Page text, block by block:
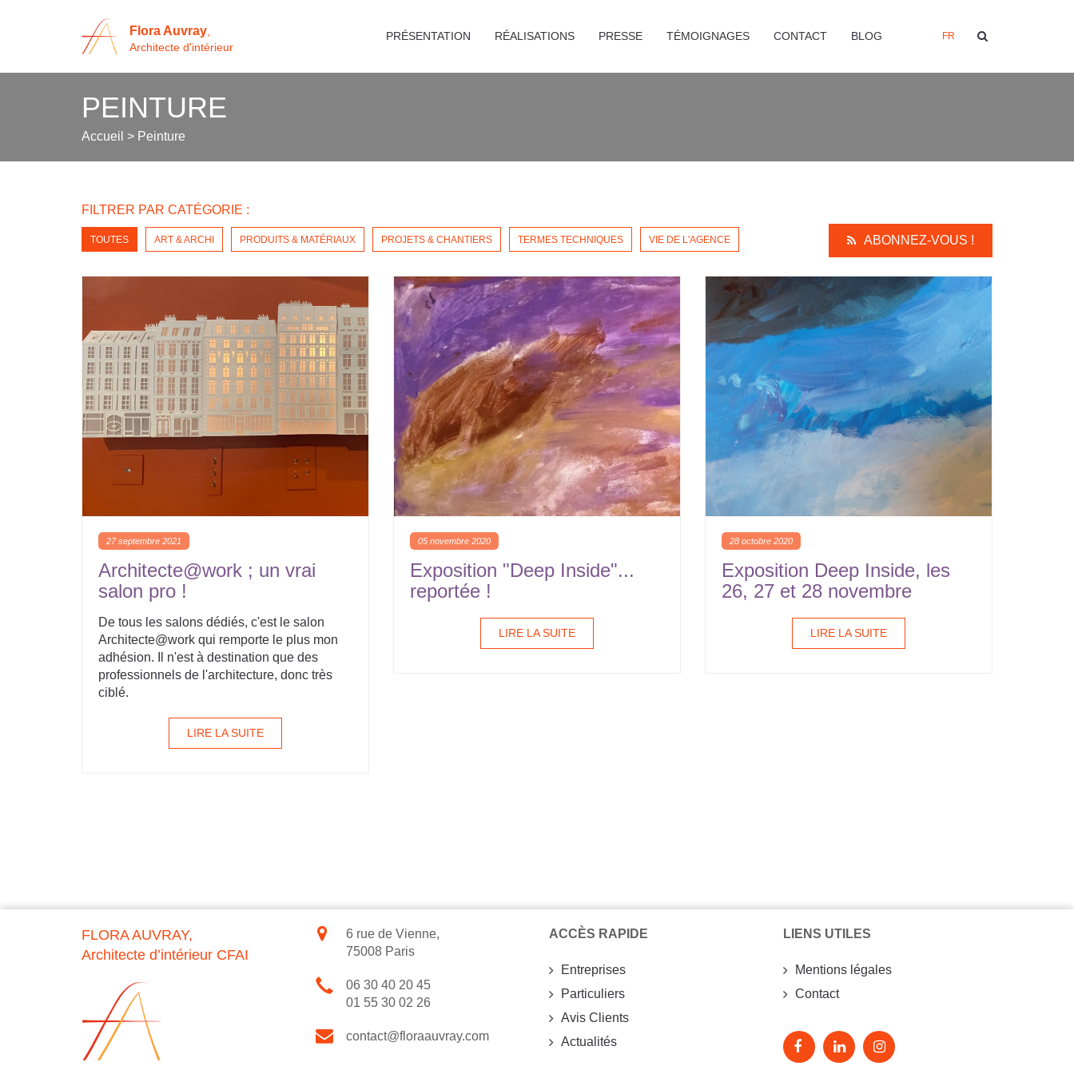
Flora Auvray
Architecte d'intérieur
PRÉSENTATION RÉALISATIONS PRESSE TÉMOIGNAGES CONTACT BLOG FR
PEINTURE
Accueil > Peinture
FILTRER PAR CATÉGORIE :
TOUTES ART & ARCHI PRODUITS & MATÉRIAUX PROJETS & CHANTIERS TERMES TECHNIQUES VIE DE L'AGENCE ABONNEZ-VOUS !
27 septembre 2021
Architecte@work ; un vrai
salon pro !
De tous les salons dédiés, c'est le salon
Architecte@work qui remporte le plus mon
adhésion. Il n'est à destination que des
professionnels de l'architecture, donc très
ciblé.
LIRE LA SUITE
05 novembre 2020
Exposition "Deep Inside"...
reportée !
LIRE LA SUITE
28 octobre 2020
Exposition Deep Inside, les
26, 27 et 28 novembre
LIRE LA SUITE
FLORA AUVRAY,
Architecte d’intérieur CFAI
6 rue de Vienne,
75008 Paris
06 30 40 20 45
01 55 30 02 26
contact@floraauvray.com
ACCÈS RAPIDE
Entreprises
Particuliers
Avis Clients
Actualités
LIENS UTILES
Mentions légales
Contact